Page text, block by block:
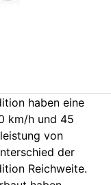
haben eine
km/h und 45
von
der
Reichweite.